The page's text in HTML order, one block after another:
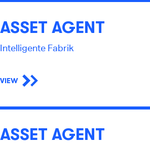
ASSET AGENT
Intelligente Fabrik
VIEW
ASSET AGENT